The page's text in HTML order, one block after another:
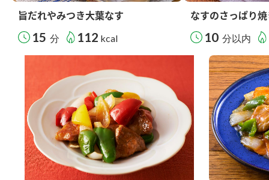
旨だれやみつき大葉なす
15 分 112 kcal
なすのさっぱり
10 分以内